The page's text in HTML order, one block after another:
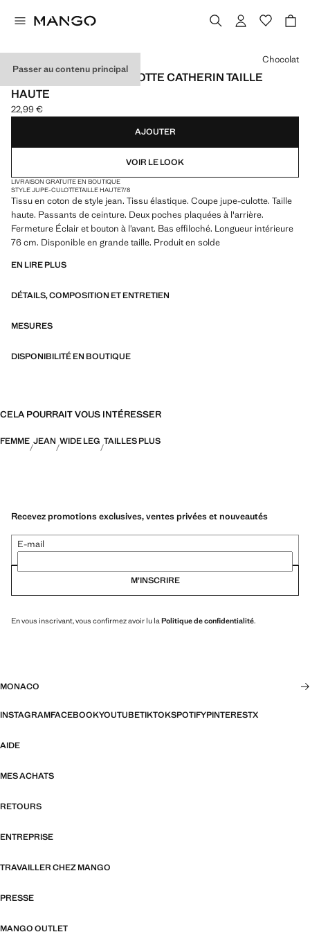
Passer au contenu principal
JEAN STYLE JUPE-CULOTTE CATHERIN TAILLE
HAUTE
Prix actuel [22,99 € ]
22,99 €
Choisissez une couleur
Chocolat
AJOUTER
VOIR LE LOOK
LIVRAISON GRATUITE EN BOUTIQUE
STYLE JUPE-CULOTTETAILLE HAUTE7/8
Tissu en coton de style jean. Tissu élastique. Coupe jupe-culotte. Taille
haute. Passants de ceinture. Deux poches plaquées à l'arrière.
Fermeture Éclair et bouton à l’avant. Bas effiloché. Longueur intérieure
76 cm. Disponible en grande taille. Produit en solde
EN LIRE PLUS
DÉTAILS, COMPOSITION ET ENTRETIEN
MESURES
DISPONIBILITÉ EN BOUTIQUE
CELA POURRAIT VOUS INTÉRESSER
FEMME JEAN WIDE LEG TAILLES PLUS
Recevez promotions exclusives, ventes privées et nouveautés
E-mail
M’INSCRIRE
En vous inscrivant, vous confirmez avoir lu la Politique de confidentialité.
MONACO
INSTAGRAMFACEBOOKYOUTUBETIKTOKSPOTIFYPINTERESTX
AIDE
MES ACHATS
RETOURS
ENTREPRISE
TRAVAILLER CHEZ MANGO
PRESSE
MANGO OUTLET